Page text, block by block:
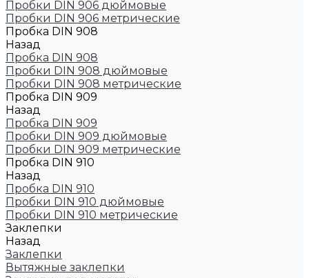
Пробки DIN 906 дюймовые
Пробки DIN 906 метрические
Пробка DIN 908
Назад
Пробка DIN 908
Пробки DIN 908 дюймовые
Пробки DIN 908 метрические
Пробка DIN 909
Назад
Пробка DIN 909
Пробки DIN 909 дюймовые
Пробки DIN 909 метрические
Пробка DIN 910
Назад
Пробка DIN 910
Пробки DIN 910 дюймовые
Пробки DIN 910 метрические
Заклепки
Назад
Заклепки
Вытяжные заклепки